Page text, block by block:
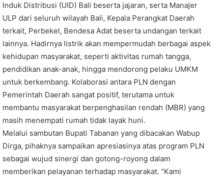
Induk Distribusi (UID) Bali beserta jajaran, serta Manajer
ULP dari seluruh wilayah Bali, Kepala Perangkat Daerah
terkait, Perbekel, Bendesa Adat beserta undangan terkait
lainnya. Hadirnya listrik akan mempermudah berbagai aspek
kehidupan masyarakat, seperti aktivitas rumah tangga,
pendidikan anak-anak, hingga mendorong pelaku UMKM
untuk berkembang. Kolaborasi antara PLN dengan
Pemerintah Daerah sangat positif, terutama untuk
membantu masyarakat berpenghasilan rendah (MBR) yang
masih menempati rumah tidak layak huni.
Melalui sambutan Bupati Tabanan yang dibacakan Wabup
Dirga, pihaknya sampaikan apresiasinya atas program PLN
sebagai wujud sinergi dan gotong-royong dalam
memberikan pelayanan terhadap masyarakat. “Kami